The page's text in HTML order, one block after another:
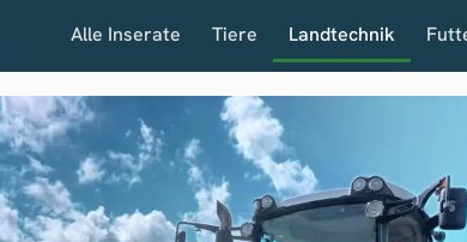
Alle Inserate Tiere Landtechnik